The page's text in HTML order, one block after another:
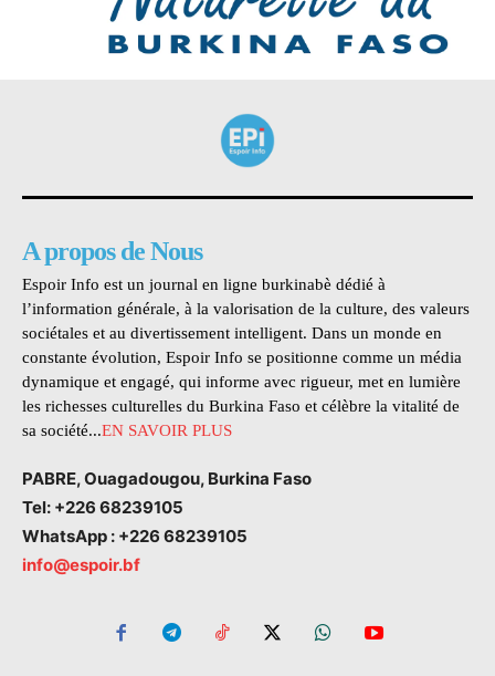
A propos de Nous
Espoir Info est un journal en ligne burkinabè dédié à
l’information générale, à la valorisation de la culture, des valeurs
sociétales et au divertissement intelligent. Dans un monde en
constante évolution, Espoir Info se positionne comme un média
dynamique et engagé, qui informe avec rigueur, met en lumière
les richesses culturelles du Burkina Faso et célèbre la vitalité de
sa société...EN SAVOIR PLUS
PABRE, Ouagadougou, Burkina Faso
Tel: +226 68239105
WhatsApp : +226 68239105
info@espoir.bf